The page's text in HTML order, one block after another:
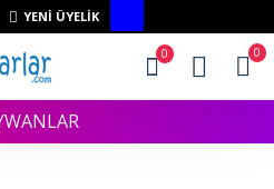
YENI ÜYELIK
0 0